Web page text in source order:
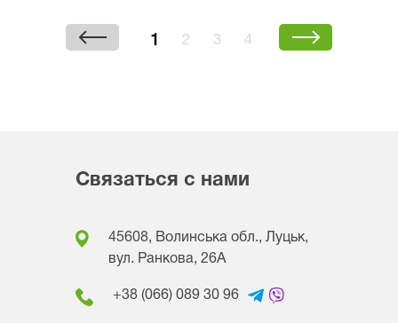
1 2 3 4
Связаться с нами
45608, Волинська обл., Луцьк,
вул. Ранкова, 26A
+38 (066) 089 30 96